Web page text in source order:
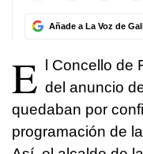
Añade a La Voz de
E l Concello de
del anuncio
quedaban por
programación de